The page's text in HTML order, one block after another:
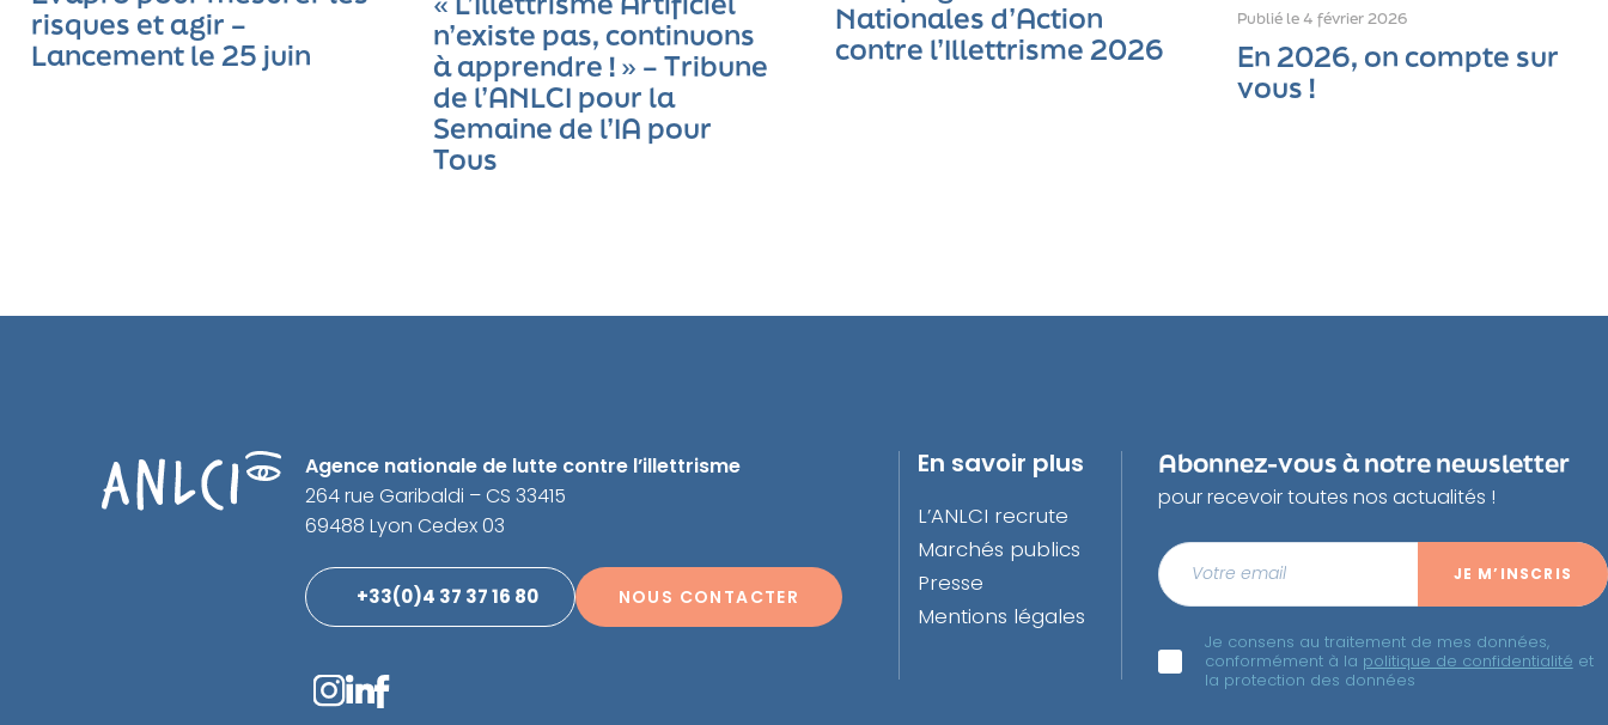
risques et agir –
Lancement le 25 juin
n’existe pas, continuons
à apprendre ! » – Tribune
de l’ANLCI pour la
Semaine de l’IA pour
Tous
Nationales d’Action
contre l’Illettrisme 2026
Publié le 4 février 2026
En 2026, on compte sur
vous !
Agence nationale de lutte contre l’illettrisme
264 rue Garibaldi – CS 33415
69488 Lyon Cedex 03
+33(0)4 37 37 16 80 NOUS CONTACTER
En savoir plus
L’ANLCI recrute
Marchés publics
Presse
Mentions légales
Abonnez-vous à notre newsletter
pour recevoir toutes nos actualités !
Je consens au traitement de mes données,
conformément à la politique de confidentialité et
la protection des données